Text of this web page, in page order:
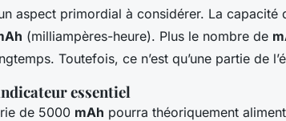
aspect primordial à considérer. La capacité
(milliampères-heure). Plus le nombre de
Toutefois, ce n’est qu’une partie de
essentiel
de 5000 mAh pourra théoriquement